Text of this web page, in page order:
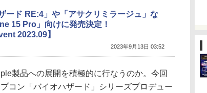
ード RE:4」や「アサクリミラージュ」な
15 Pro」向けに発売決定！
2023.09】
2023年9月13日 03:52
製品への展開を積極的に行なうのか。今回
コン「バイオハザード」シリーズプロデュー